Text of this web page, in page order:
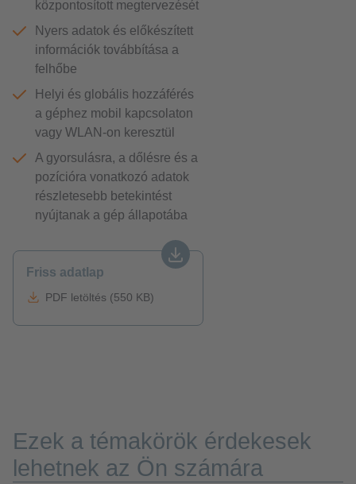
központosított megtervezését
Nyers adatok és előkészített
információk továbbítása a
felhőbe
Helyi és globális hozzáférés
a géphez mobil kapcsolaton
vagy WLAN-on keresztül
A gyorsulásra, a dőlésre és a
pozícióra vonatkozó adatok
részletesebb betekintést
nyújtanak a gép állapotába
Friss adatlap
PDF letöltés (550 KB)
Ezek a témakörök érdekesek
lehetnek az Ön számára